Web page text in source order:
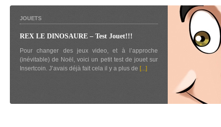
JOUETS
REX LE DINOSAURE – Test Jouet!!!
Pour changer des jeux video, et à l’approche
(inévitable) de Noël, voici un petit test de jouet sur
Insertcoin. J’avais déjà fait cela il y a plus de [...]